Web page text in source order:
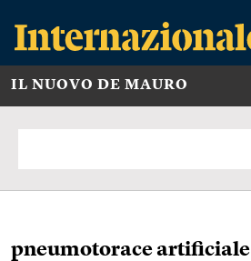
IL NUOVO DE MAURO
pneumotorace artificiale